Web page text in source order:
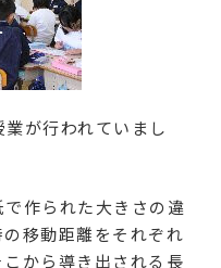
が行われていまし
作られた大きさの違
移動距離をそれぞれ
から導き出される長